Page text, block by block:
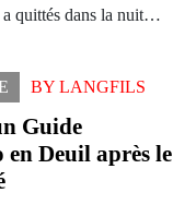
a quittés dans la nuit…
BY LANGFILS
Guide
Deuil après le